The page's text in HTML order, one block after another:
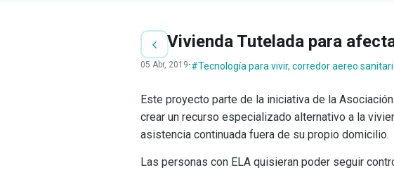
Vivienda Tutelada para
05 Abr, 2019·#Tecnología para vivir, corredor aereo
Este proyecto parte de la iniciativa de la
crear un recurso especializado alternativo a la
asistencia continuada fuera de su propio domicilio.
Las personas con ELA quisieran poder seguir